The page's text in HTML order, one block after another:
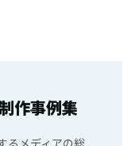
作事例集
るメディアの総